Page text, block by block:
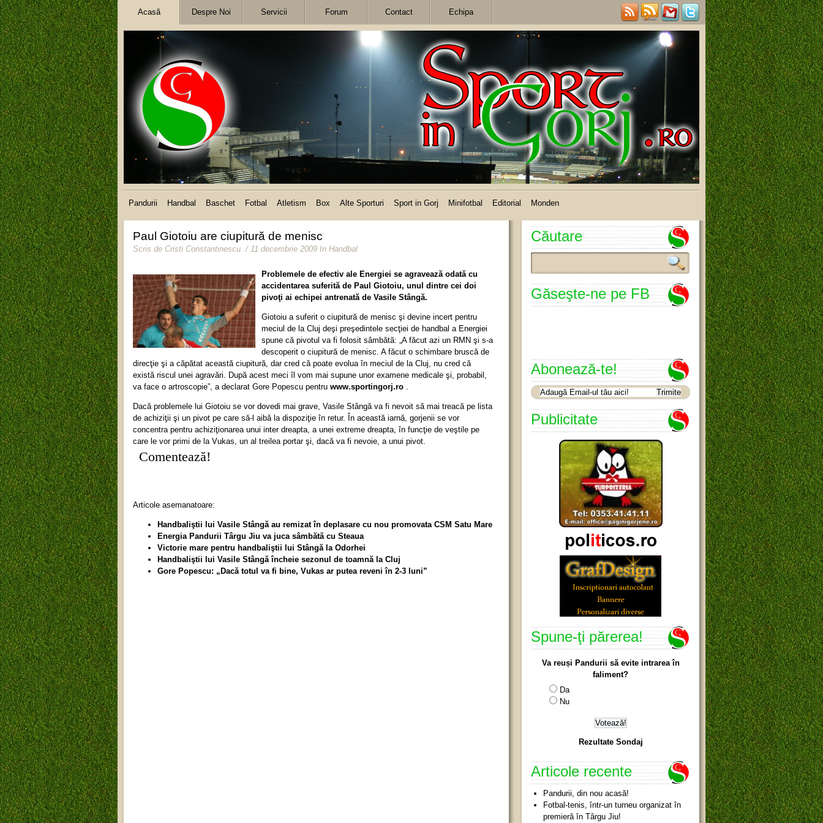
Acasă Despre Noi Servicii Forum Contact Echipa
Pandurii Handbal Baschet Fotbal Atletism Box Alte Sporturi Sport in Gorj Minifotbal Editorial Monden
Paul Giotoiu are ciupitură de menisc
Scris de Cristi Constantinescu. / 11 decembrie 2009 In Handbal
Problemele de efectiv ale Energiei se agravează odată cu
accidentarea suferită de Paul Giotoiu, unul dintre cei doi
pivoţi ai echipei antrenată de Vasile Stângă.
Giotoiu a suferit o ciupitură de menisc şi devine incert pentru
meciul de la Cluj deşi preşedintele secţiei de handbal a Energiei
spune că pivotul va fi folosit sâmbătă: „A făcut azi un RMN şi s-a
descoperit o ciupitură de menisc. A făcut o schimbare bruscă de
direcţie şi a căpătat această ciupitură, dar cred că poate evolua în meciul de la Cluj, nu cred că
există riscul unei agravări. După acest meci îl vom mai supune unor examene medicale şi, probabil,
va face o artroscopie”, a declarat Gore Popescu pentru www.sportingorj.ro
Dacă problemele lui Giotoiu se vor dovedi mai grave, Vasile Stângă va fi nevoit să mai treacă pe lista
de achiziţii şi un pivot pe care să-l aibă la dispoziţie în retur. În această iarnă, gorjenii se vor
concentra pentru achiziţionarea unui inter dreapta, a unei extreme dreapta, în funcţie de veştile pe
care le vor primi de la Vukas, un al treilea portar şi, dacă va fi nevoie, a unui pivot.
Comentează!
Articole asemanatoare:
Handbaliştii lui Vasile Stângă au remizat în deplasare cu nou promovata CSM Satu Mare
Energia Pandurii Târgu Jiu va juca sâmbătă cu Steaua
Victorie mare pentru handbaliştii lui Stângă la Odorhei
Handbaliştii lui Vasile Stângă încheie sezonul de toamnă la Cluj
Gore Popescu: „Dacă totul va fi bine, Vukas ar putea reveni în 2-3 luni”
Căutare
Găseşte-ne pe FB
Abonează-te!
Publicitate
Spune-ţi părerea!
Va reuși Pandurii să evite intrarea în
faliment?
Da
Nu
Rezultate Sondaj
Articole recente
Pandurii, din nou acasă!
Fotbal-tenis, într-un turneu organizat în
premieră în Târgu Jiu!